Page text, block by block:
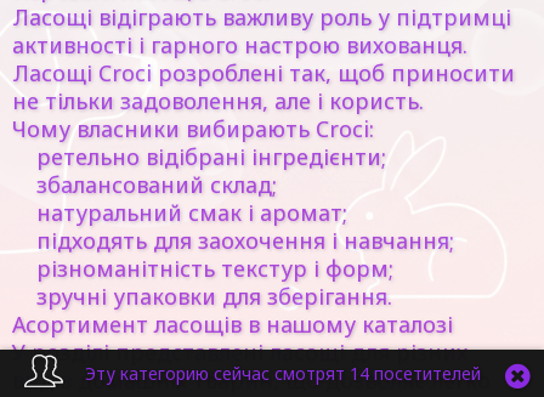
Ласощі відіграють важливу роль у підтримці
активності і гарного настрою вихованця.
Ласощі Croci розроблені так, щоб приносити
не тільки задоволення, але і користь.
Чому власники вибирають Croci:
ретельно відібрані інгредієнти;
збалансований склад;
натуральний смак і аромат;
підходять для заохочення і навчання;
різноманітність текстур і форм;
зручні упаковки для зберігання.
Асортимент ласощів в нашому каталозі
У розділі представлені ласощі для різних
видів домашніх тварин, що дозволяє легко
Эту категорию сейчас смотрят 14 посетителей